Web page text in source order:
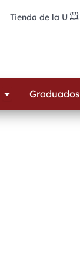
Tienda de la U
Open Estudiantes
Graduados